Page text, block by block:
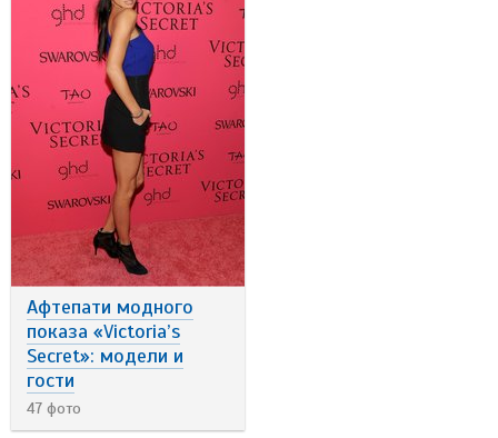
Афтепати модного
показа «Victoria’s
Secret»: модели и
гости
47 фото